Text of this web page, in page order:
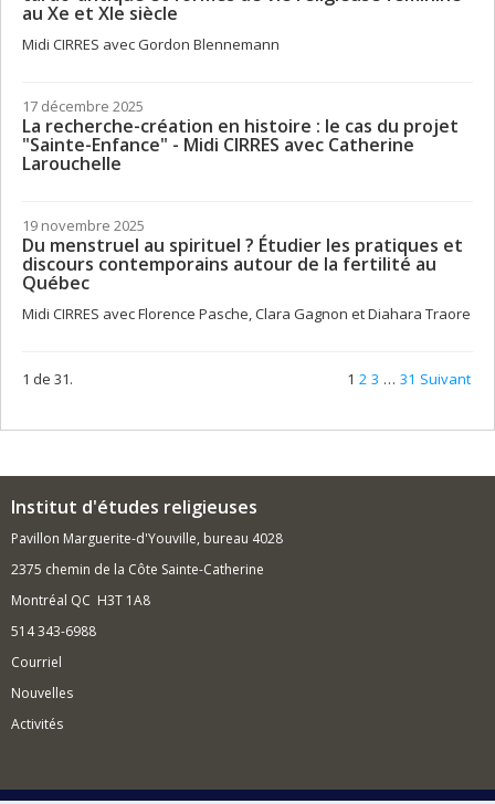
au Xe et Xle siècle
Midi CIRRES avec Gordon Blennemann
17 décembre 2025
La recherche-création en histoire : le cas du projet
"Sainte-Enfance" - Midi CIRRES avec Catherine
Larouchelle
19 novembre 2025
Du menstruel au spirituel ? Étudier les pratiques et
discours contemporains autour de la fertilité au
Québec
Midi CIRRES avec Florence Pasche, Clara Gagnon et Diahara Traore
1 de 31. 1 2 3 … 31 Suivant
Institut d'études religieuses
Pavillon Marguerite-d'Youville, bureau 4028
2375 chemin de la Côte Sainte-Catherine
Montréal QC H3T 1A8
514 343-6988
Courriel
Nouvelles
Activités